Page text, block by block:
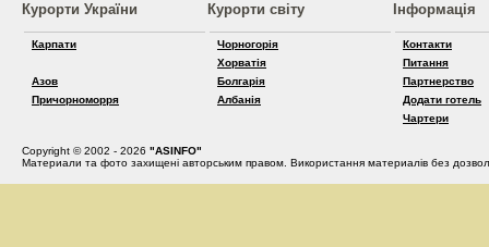
Курорти України
Карпати
Азов
Причорноморря
Курорти світу
Чорногорія
Хорватія
Болгарія
Албанія
Інформація
Контакти
Питання
Партнерство
Додати готель
Чартери
Copyright © 2002 - 2026 "ASINFO"
Материали та фото захищені авторським правом. Використання материалів без